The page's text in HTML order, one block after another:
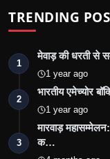
TRENDING
1
मेवाड़ की धरती से
1 year ago
2
भारतीय एमेच्योर
1 year ago
3
मारवाड़
क…